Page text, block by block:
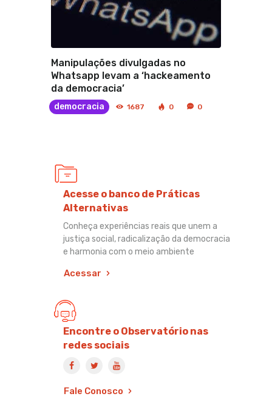
Manipulações divulgadas no
Whatsapp levam a ‘hackeamento
da democracia’
democracia 1687 0 0
Acesse o banco de Práticas
Alternativas
Conheça experiências reais que unem a
justiça social, radicalização da democracia
e harmonia com o meio ambiente
Acessar
Encontre o Observatório nas
redes sociais
Fale Conosco